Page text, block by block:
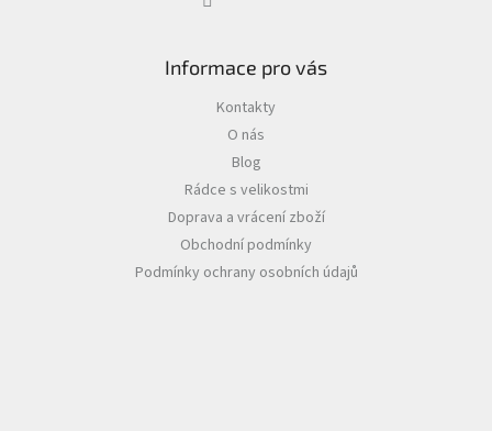
Informace pro vás
Kontakty
O nás
Blog
Rádce s velikostmi
Doprava a vrácení zboží
Obchodní podmínky
Podmínky ochrany osobních údajů